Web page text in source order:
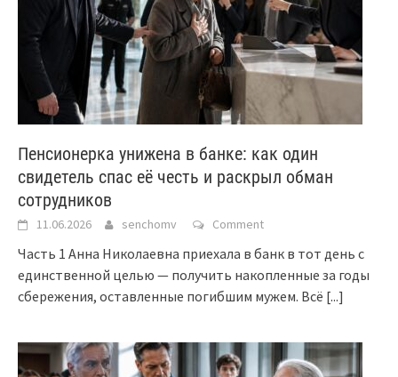
Пенсионерка унижена в банке: как один
свидетель спас её честь и раскрыл обман
сотрудников
11.06.2026 senchomv Comment
Часть 1 Анна Николаевна приехала в банк в тот день с
единственной целью — получить накопленные за годы
сбережения, оставленные погибшим мужем. Всё [...]